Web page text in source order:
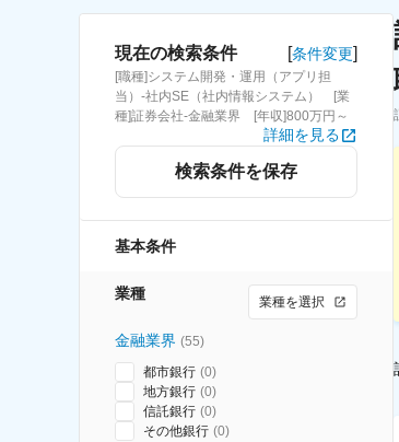
新着求人から探す
求人特集から探す
現在の検索条件 [条件変更]
[職種]システム開発・運用（アプリ担
当）-社内SE（社内情報システム） [業
種]証券会社-金融業界 [年収]800万円～
詳細を見る
検索条件を保存
基本条件
業種 業種を選択
金融業界 (55)
都市銀行 (0)
地方銀行 (0)
信託銀行 (0)
その他銀行 (0)